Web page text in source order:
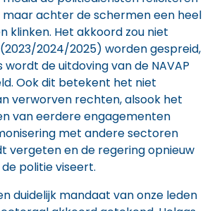
maar achter de schermen een heel
klinken. Het akkoord zou niet
2024/2025) worden gespreid,
de uitdoving van de NAVAP
Ook dit betekent het niet
verworven rechten, alsook het
van eerdere engagementen
met andere sectoren
vergeten en de regering opnieuw
politie viseert.
duidelijk mandaat van onze leden